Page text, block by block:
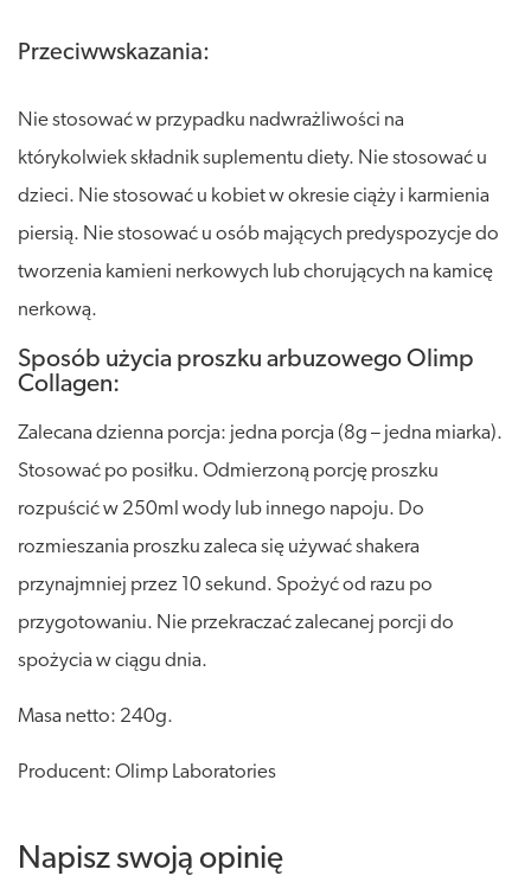
Przeciwwskazania:
Nie stosować w przypadku nadwrażliwości na
którykolwiek składnik suplementu diety. Nie stosować u
dzieci. Nie stosować u kobiet w okresie ciąży i karmienia
piersią. Nie stosować u osób mających predyspozycje do
tworzenia kamieni nerkowych lub chorujących na kamicę
nerkową.
Sposób użycia proszku arbuzowego Olimp
Collagen:
Zalecana dzienna porcja: jedna porcja (8g – jedna miarka).
Stosować po posiłku. Odmierzoną porcję proszku
rozpuścić w 250ml wody lub innego napoju. Do
rozmieszania proszku zaleca się używać shakera
przynajmniej przez 10 sekund. Spożyć od razu po
przygotowaniu. Nie przekraczać zalecanej porcji do
spożycia w ciągu dnia.
Masa netto: 240g.
Producent: Olimp Laboratories
Napisz swoją opinię